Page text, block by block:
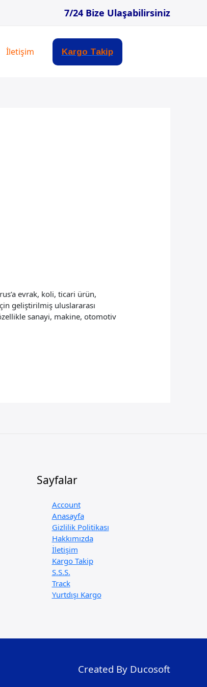
7/24 Bize Ulaşabilirsiniz
İletişim Kargo Takip
evrak, koli, ticari ürün,
geliştirilmiş uluslararası
sanayi, makine, otomotiv
Sayfalar
Account
Anasayfa
Gizlilik Politikası
Hakkımızda
İletişim
Kargo Takip
S.S.S.
Track
Yurtdışı Kargo
Created By Ducosoft